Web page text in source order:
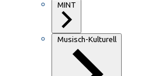
MINT
Musisch-Kulturell